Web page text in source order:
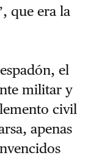
que era la
el
militar y
civil
apenas